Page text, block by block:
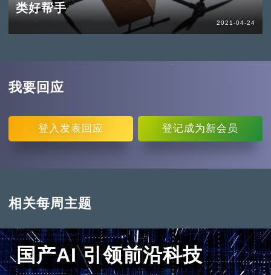
类好帮手
2021-04-24
我要回应
登入 发表回应 登记成为新会员
相关每周主题
国产AI 引领前沿科技